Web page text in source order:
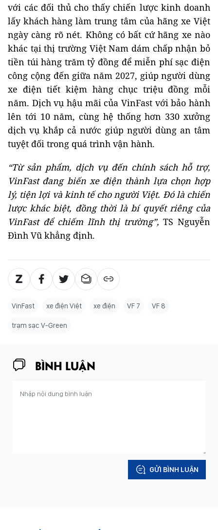
với các đối thủ cho thấy chiến lược kinh doanh
lấy khách hàng làm trung tâm của hãng xe Việt
ngày càng rõ nét. Không có bất cứ hãng xe nào
khác tại thị trường Việt Nam dám chấp nhận bỏ
tiền túi hàng trăm tỷ đồng để miễn phí sạc điện
công cộng đến giữa năm 2027, giúp người dùng
xe điện tiết kiệm hàng chục triệu đồng mỗi
năm. Dịch vụ hậu mãi của VinFast với bảo hành
lên tới 10 năm, cùng hệ thống hơn 330 xưởng
dịch vụ khắp cả nước giúp người dùng an tâm
tuyệt đối trong quá trình vận hành.
“Từ sản phẩm, dịch vụ đến chính sách hỗ trợ,
VinFast đang biến xe điện thành lựa chọn hợp
lý, tiện lợi và kinh tế cho người Việt. Đó là chiến
lược khác biệt, đồng thời là bí quyết riêng của
VinFast để chiếm lĩnh thị trường”, TS Nguyễn
Đình Vũ khẳng định.
VinFast xe điện Việt xe điện VF 7 VF 8
trạm sạc V-Green
BÌNH LUẬN
GỬI BÌNH LUẬN